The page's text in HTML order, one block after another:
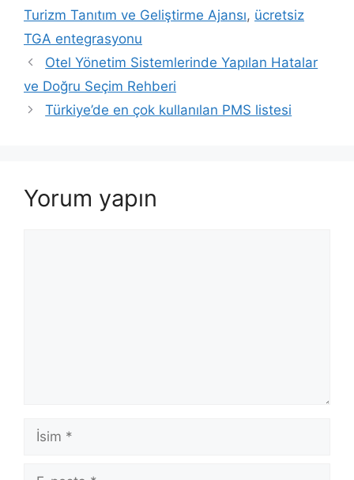
Turizm Tanıtım ve Geliştirme Ajansı, ücretsiz
TGA entegrasyonu
Otel Yönetim Sistemlerinde Yapılan Hatalar
ve Doğru Seçim Rehberi
Türkiye’de en çok kullanılan PMS listesi
Yorum yapın
İsim